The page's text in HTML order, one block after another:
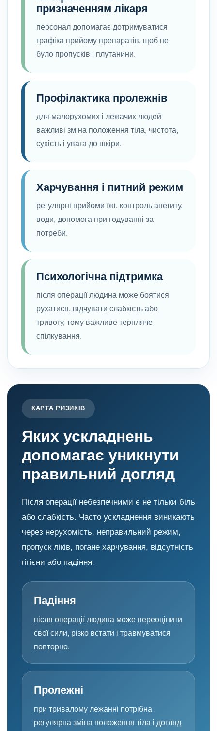
призначенням лікаря
персонал допомагає дотримуватися
графіка прийому препаратів, щоб не
було пропусків і плутанини.
Профілактика пролежнів
для малорухомих і лежачих людей
важливі зміна положення тіла, чистота,
сухість і увага до шкіри.
Харчування і питний режим
регулярні прийоми їжі, контроль апетиту,
води, допомога при годуванні за
потреби.
Психологічна підтримка
після операції людина може боятися
рухатися, відчувати слабкість або
тривогу, тому важливе терпляче
спілкування.
КАРТА РИЗИКІВ
Яких ускладнень
допомагає уникнути
правильний догляд
Після операції небезпечними є не тільки біль
або слабкість. Часто ускладнення виникають
через нерухомість, неправильний режим,
пропуск ліків, погане харчування, відсутність
гігієни або падіння.
Падіння
після операції людина може переоцінити
свої сили, різко встати і травмуватися
повторно.
Пролежні
при тривалому лежанні потрібна
регулярна зміна положення тіла і догляд